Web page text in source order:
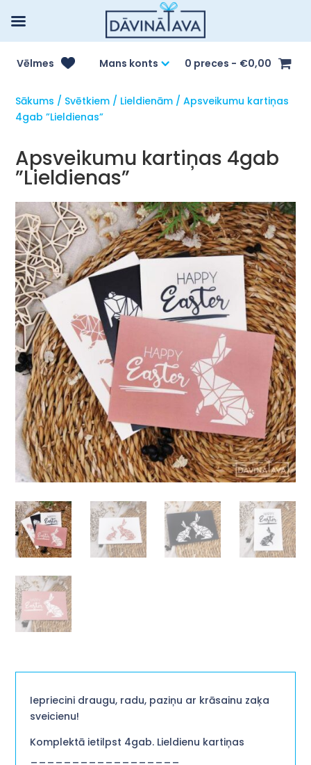
Vēlmes Mans konts 0 preces €0,00
Sākums / Svētkiem / Lieldienām / Apsveikumu kartiņas
4gab ”Lieldienas”
Apsveikumu kartiņas 4gab
”Lieldienas”
Iepriecini draugu, radu, paziņu ar krāsainu zaķa
sveicienu!
Komplektā ietilpst 4gab. Lieldienu kartiņas